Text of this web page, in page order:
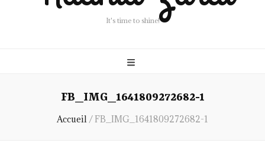
It's time to shine!
FB_IMG_1641809272682-1
Accueil /FB_IMG_1641809272682-1